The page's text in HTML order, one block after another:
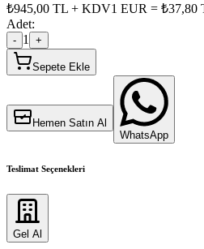
₺945,00 TL + KDV1 EUR = ₺37,80
Adet:
- 1 +
Sepete Ekle
Hemen Satın Al
WhatsApp
Teslimat Seçenekleri
Gel Al